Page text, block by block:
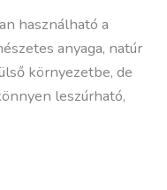
használható a
anyaga, natúr
környezetbe, de
leszúrható,